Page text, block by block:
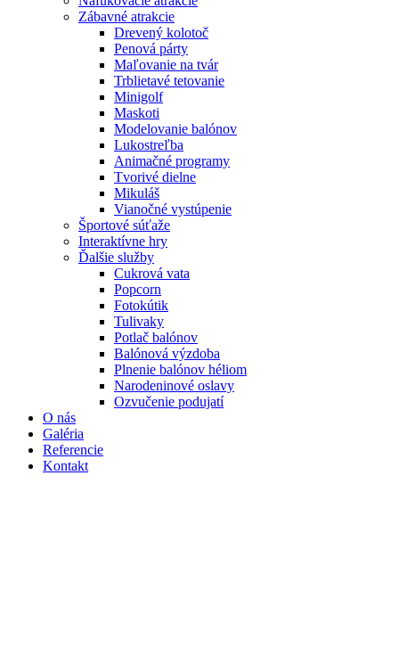
Zábavné atrakcie
Drevený kolotoč
Penová párty
Maľovanie na tvár
Trblietavé tetovanie
Minigolf
Maskoti
Modelovanie balónov
Lukostreľba
Animačné programy
Tvorivé dielne
Mikuláš
Vianočné vystúpenie
Športové súťaže
Interaktívne hry
Ďalšie služby
Cukrová vata
Popcorn
Fotokútik
Tulivaky
Potlač balónov
Balónová výzdoba
Plnenie balónov héliom
Narodeninové oslavy
Ozvučenie podujatí
O nás
Galéria
Referencie
Kontakt